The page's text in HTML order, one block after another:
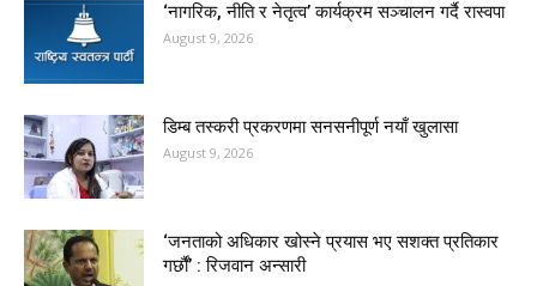
‘नागरिक, नीति र नेतृत्व’ कार्यक्रम सञ्चालन गर्दै रास्वपा
August 9, 2026
डिम्ब तस्करी प्रकरणमा सनसनीपूर्ण नयाँ खुलासा
August 9, 2026
‘जनताको अधिकार खोस्ने प्रयास भए सशक्त प्रतिकार
गर्छौं’ : रिजवान अन्सारी